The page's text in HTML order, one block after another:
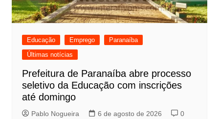
Educação Emprego
Paranaíba
Últimas notícias
Prefeitura de Paranaíba abre processo
seletivo da Educação com inscrições
até domingo
Pablo Nogueira 6 de agosto de 2026 0